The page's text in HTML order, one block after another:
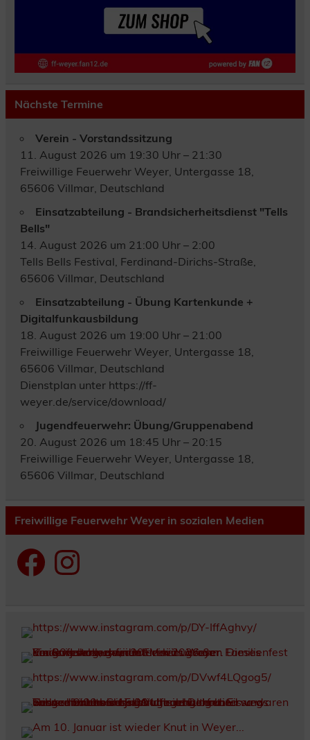
Nächste Termine
Verein - Vorstandssitzung
11. August 2026 um 19:30 Uhr – 21:30
Freiwillige Feuerwehr Weyer, Untergasse 18,
65606 Villmar, Deutschland
Einsatzabteilung - Brandsicherheitsdienst "Tells
Bells"
14. August 2026 um 21:00 Uhr – 2:00
Tells Bells Festival, Ferdinand-Dirichs-Straße,
65606 Villmar, Deutschland
Einsatzabteilung - Übung Kartenkunde +
Digitalfunkausbildung
18. August 2026 um 19:00 Uhr – 21:00
Freiwillige Feuerwehr Weyer, Untergasse 18,
65606 Villmar, Deutschland
Dienstplan unter https://ff-
weyer.de/service/download/
Jugendfeuerwehr: Übung/Gruppenabend
20. August 2026 um 18:45 Uhr – 20:15
Freiwillige Feuerwehr Weyer, Untergasse 18,
65606 Villmar, Deutschland
Freiwillige Feuerwehr Weyer in sozialen Medien
FacebookInstagram